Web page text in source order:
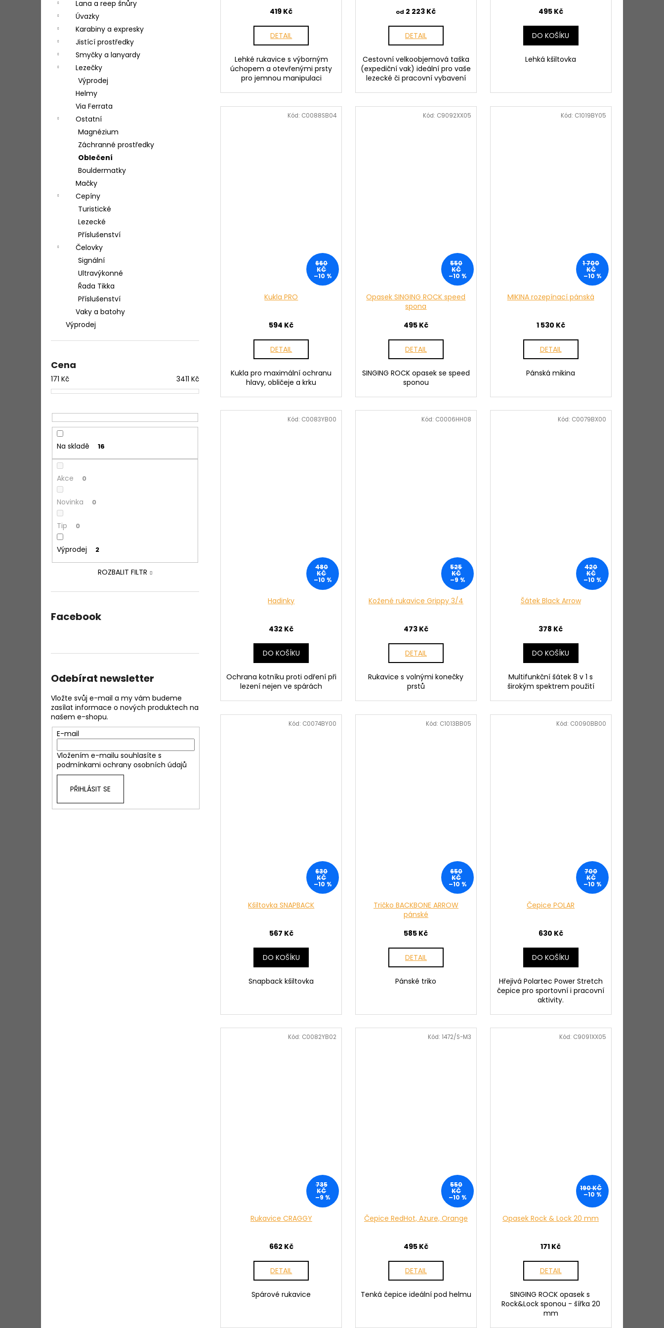
Lana a reep šnůry
Úvazky
Karabiny a expresky
Jistící prostředky
Smyčky a lanyardy
Lezečky
Výprodej
Helmy
Via Ferrata
Ostatní
Magnézium
Záchranné prostředky
Oblečení
Bouldermatky
Mačky
Cepíny
Turistické
Lezecké
Příslušenství
Čelovky
Signální
Ultravýkonné
Řada Tikka
Příslušenství
Vaky a batohy
Výprodej
Cena
171 Kč 3411 Kč
Na skladě 16
Akce 0
Novinka 0
Tip 0
Výprodej 2
ROZBALIT FILTR
Facebook
Odebírat newsletter
Vložte svůj e-mail a my vám budeme
zasílat informace o nových produktech na
našem e-shopu.
E-mail
Vložením e-mailu souhlasíte s
podmínkami ochrany osobních údajů
PŘIHLÁSIT SE
419 Kč
DETAIL
Lehké rukavice s výborným
úchopem a otevřenými prsty
pro jemnou manipulaci
od 2 223 Kč
DETAIL
Cestovní velkoobjemová taška
(expediční vak) ideální pro vaše
lezecké či pracovní vybavení
495 Kč
DO KOŠÍKU
Lehká kšiltovka
660
KČ
–10 %
Kukla PRO
594 Kč
DETAIL
Kukla pro maximální ochranu
hlavy, obličeje a krku
Kód: C0088SB04
550
KČ
–10 %
Opasek SINGING ROCK speed
spona
495 Kč
DETAIL
SINGING ROCK opasek se speed
sponou
Kód: C9092XX05
1 700
KČ
–10 %
MIKINA rozepínací pánská
1 530 Kč
DETAIL
Pánská mikina
Kód: C1019BY05
480
KČ
–10 %
Hadinky
432 Kč
DO KOŠÍKU
Ochrana kotníku proti odření při
lezení nejen ve spárách
Kód: C0083YB00
525
KČ
–9 %
Kožené rukavice Grippy 3/4
473 Kč
DETAIL
Rukavice s volnými konečky
prstů
Kód: C0006HH08
420
KČ
–10 %
Šátek Black Arrow
378 Kč
DO KOŠÍKU
Multifunkční šátek 8 v 1 s
širokým spektrem použití
Kód: C0079BX00
630
KČ
–10 %
Kšiltovka SNAPBACK
567 Kč
DO KOŠÍKU
Snapback kšiltovka
Kód: C0074BY00
650
KČ
–10 %
Tričko BACKBONE ARROW
pánské
585 Kč
DETAIL
Pánské triko
Kód: C1013BB05
700
KČ
–10 %
Čepice POLAR
630 Kč
DO KOŠÍKU
Hřejivá Polartec Power Stretch
čepice pro sportovní i pracovní
aktivity.
Kód: C0090BB00
735
KČ
–9 %
Rukavice CRAGGY
662 Kč
DETAIL
Spárové rukavice
Kód: C0082YB02
550
KČ
–10 %
Čepice RedHot, Azure, Orange
495 Kč
DETAIL
Tenká čepice ideální pod helmu
Kód: 1472/S-M3
190 KČ
–10 %
Opasek Rock & Lock 20 mm
171 Kč
DETAIL
SINGING ROCK opasek s
Rock&Lock sponou - šířka 20
mm
Kód: C9091XX05